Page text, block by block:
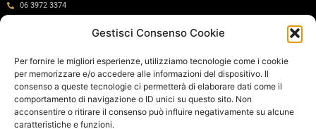
Gestisci Consenso Cookie
Per fornire le migliori esperienze, utilizziamo tecnologie come i cookie
per memorizzare e/o accedere alle informazioni del dispositivo. Il
consenso a queste tecnologie ci permetterà di elaborare dati come il
comportamento di navigazione o ID unici su questo sito. Non
acconsentire o ritirare il consenso può influire negativamente su alcune
caratteristiche e funzioni.
06 3972 3374
Via Ottaviano 24 - 00192 Roma
06 575 8821